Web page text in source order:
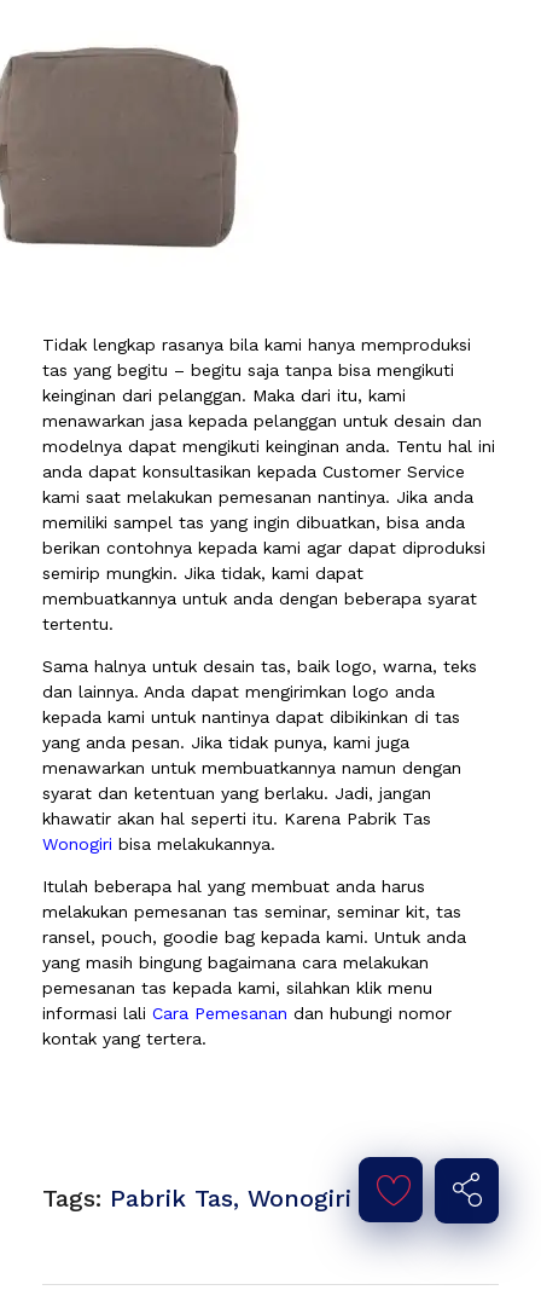
Tidak lengkap rasanya bila kami hanya memproduksi
tas yang begitu – begitu saja tanpa bisa mengikuti
keinginan dari pelanggan. Maka dari itu, kami
menawarkan jasa kepada pelanggan untuk desain dan
modelnya dapat mengikuti keinginan anda. Tentu hal ini
anda dapat konsultasikan kepada Customer Service
kami saat melakukan pemesanan nantinya. Jika anda
memiliki sampel tas yang ingin dibuatkan, bisa anda
berikan contohnya kepada kami agar dapat diproduksi
semirip mungkin. Jika tidak, kami dapat
membuatkannya untuk anda dengan beberapa syarat
tertentu.
Sama halnya untuk desain tas, baik logo, warna, teks
dan lainnya. Anda dapat mengirimkan logo anda
kepada kami untuk nantinya dapat dibikinkan di tas
yang anda pesan. Jika tidak punya, kami juga
menawarkan untuk membuatkannya namun dengan
syarat dan ketentuan yang berlaku. Jadi, jangan
khawatir akan hal seperti itu. Karena Pabrik Tas
Wonogiri bisa melakukannya.
Itulah beberapa hal yang membuat anda harus
melakukan pemesanan tas seminar, seminar kit, tas
ransel, pouch, goodie bag kepada kami. Untuk anda
yang masih bingung bagaimana cara melakukan
pemesanan tas kepada kami, silahkan klik menu
informasi lali Cara Pemesanan dan hubungi nomor
kontak yang tertera.
Tags: Pabrik Tas, Wonogiri